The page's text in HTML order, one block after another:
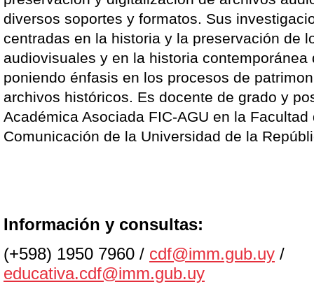
diversos soportes y formatos. Sus
centradas en la historia y la preservación de
audiovisuales y en la historia contemporánea
poniendo énfasis en los procesos de
archivos históricos. Es docente de grado y
Académica Asociada FIC-AGU en la
Comunicación de la Universidad de la
Información y consultas:
(+598) 1950 7960 / cdf@imm.gub.uy /
educativa.cdf@imm.gub.uy